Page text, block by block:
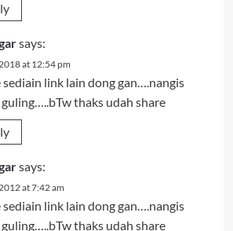
says:
at 12:54 pm
sediain link lain dong gan….nangis
thaks udah share
says:
at 7:42 am
sediain link lain dong gan….nangis
thaks udah share